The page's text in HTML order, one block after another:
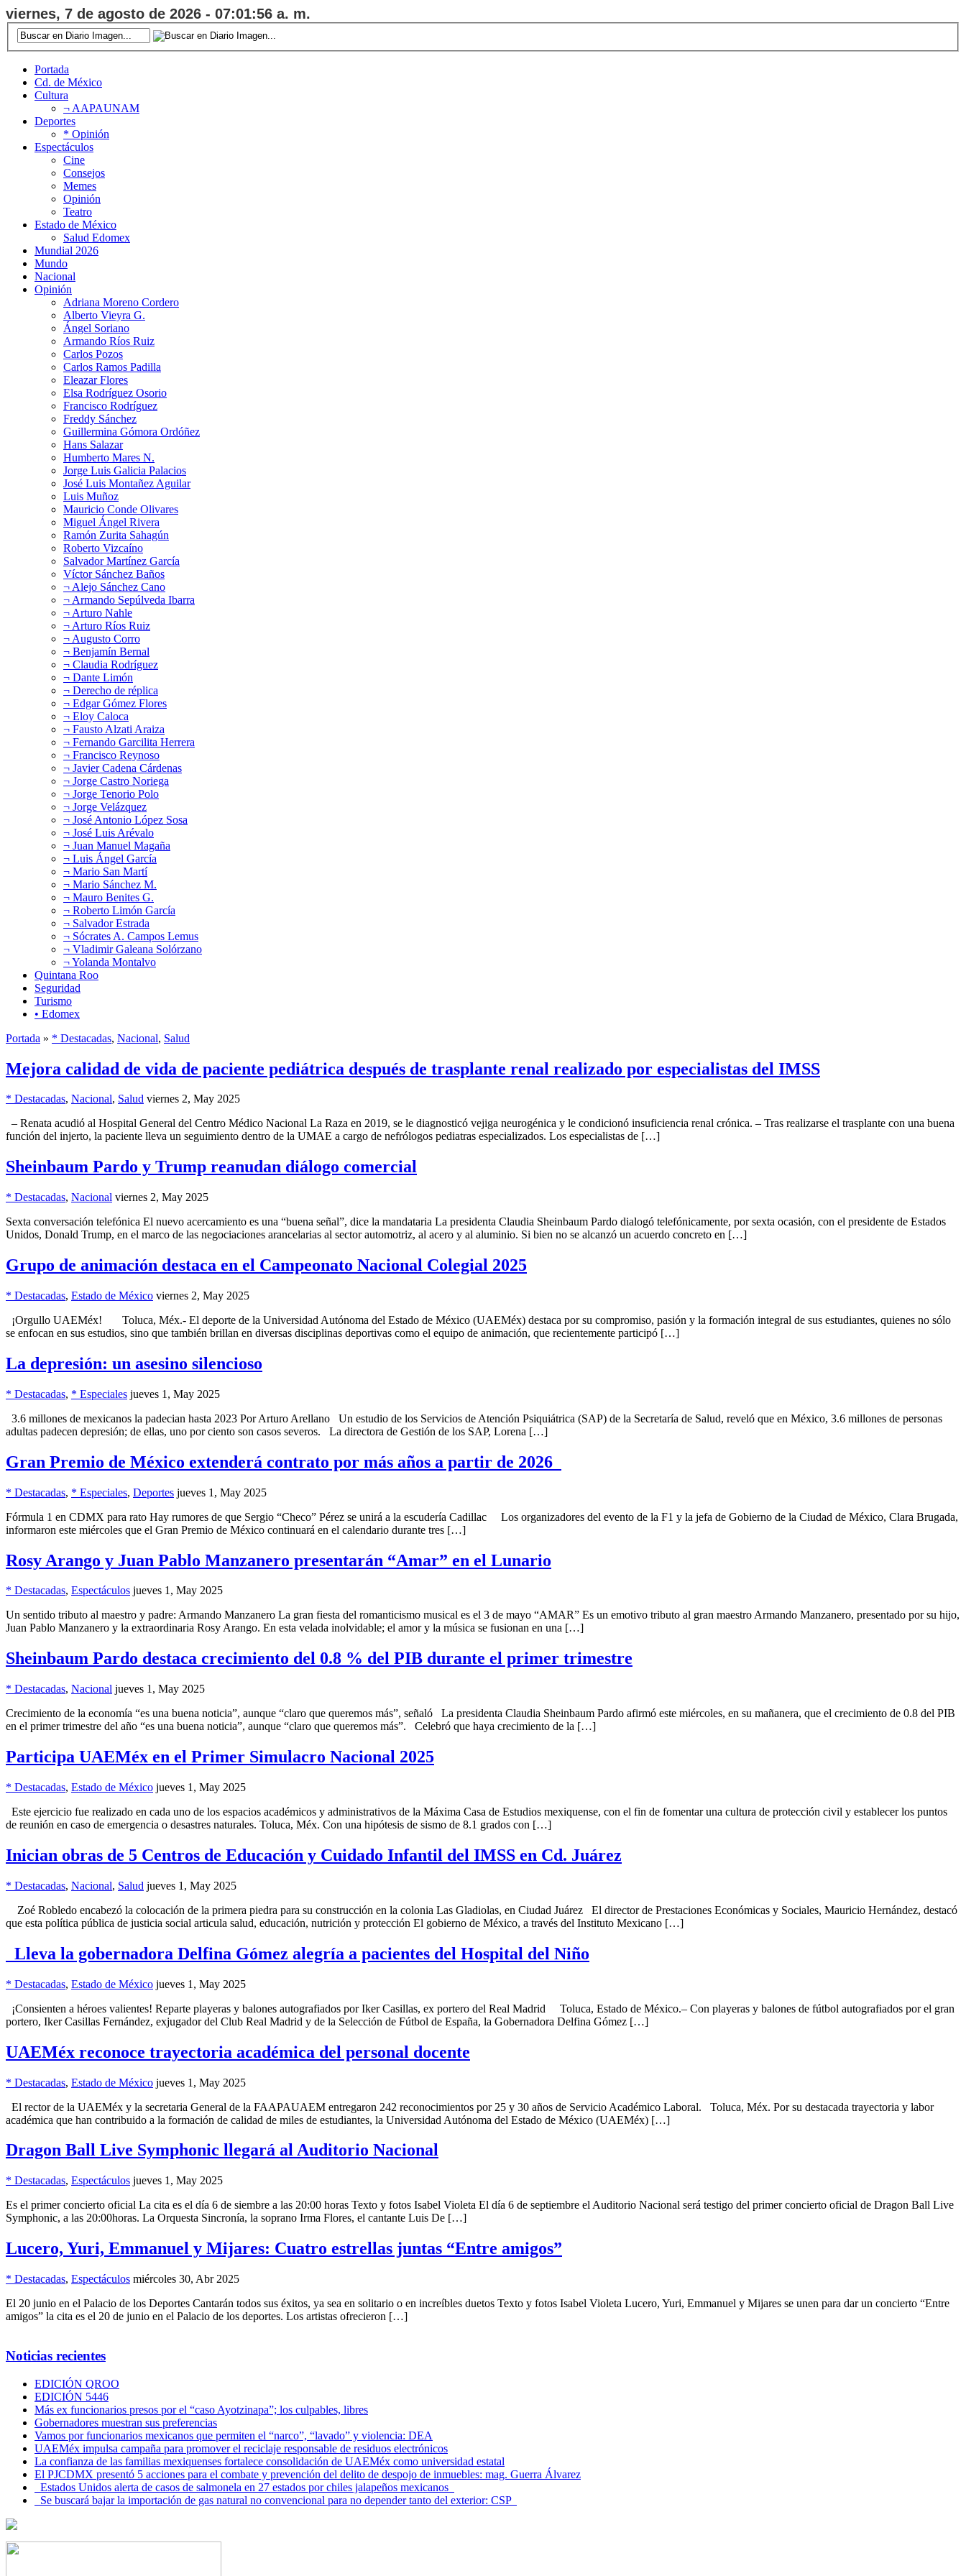
viernes, 7 de agosto de 2026 - 07:01:56 a. m.
Portada
Cd. de México
Cultura
¬ AAPAUNAM
Deportes
* Opinión
Espectáculos
Cine
Consejos
Memes
Opinión
Teatro
Estado de México
Salud Edomex
Mundial 2026
Mundo
Nacional
Opinión
Adriana Moreno Cordero
Alberto Vieyra G.
Ángel Soriano
Armando Ríos Ruiz
Carlos Pozos
Carlos Ramos Padilla
Eleazar Flores
Elsa Rodríguez Osorio
Francisco Rodríguez
Freddy Sánchez
Guillermina Gómora Ordóñez
Hans Salazar
Humberto Mares N.
Jorge Luis Galicia Palacios
José Luis Montañez Aguilar
Luis Muñoz
Mauricio Conde Olivares
Miguel Ángel Rivera
Ramón Zurita Sahagún
Roberto Vizcaíno
Salvador Martínez García
Víctor Sánchez Baños
¬ Alejo Sánchez Cano
¬ Armando Sepúlveda Ibarra
¬ Arturo Nahle
¬ Arturo Ríos Ruiz
¬ Augusto Corro
¬ Benjamín Bernal
¬ Claudia Rodríguez
¬ Dante Limón
¬ Derecho de réplica
¬ Edgar Gómez Flores
¬ Eloy Caloca
¬ Fausto Alzati Araiza
¬ Fernando Garcilita Herrera
¬ Francisco Reynoso
¬ Javier Cadena Cárdenas
¬ Jorge Castro Noriega
¬ Jorge Tenorio Polo
¬ Jorge Velázquez
¬ José Antonio López Sosa
¬ José Luis Arévalo
¬ Juan Manuel Magaña
¬ Luis Ángel García
¬ Mario San Martí
¬ Mario Sánchez M.
¬ Mauro Benites G.
¬ Roberto Limón García
¬ Salvador Estrada
¬ Sócrates A. Campos Lemus
¬ Vladimir Galeana Solórzano
¬ Yolanda Montalvo
Quintana Roo
Seguridad
Turismo
• Edomex
Portada » * Destacadas, Nacional, Salud
Mejora calidad de vida de paciente pediátrica después de trasplante renal realizado por especialistas del IMSS
* Destacadas, Nacional, Salud viernes 2, May 2025
– Renata acudió al Hospital General del Centro Médico Nacional La Raza en 2019, se le diagnosticó vejiga neurogénica y le condicionó insuficiencia renal crónica. – Tras realizarse el trasplante con una buena
función del injerto, la paciente lleva un seguimiento dentro de la UMAE a cargo de nefrólogos pediatras especializados. Los especialistas de […]
Sheinbaum Pardo y Trump reanudan diálogo comercial
* Destacadas, Nacional viernes 2, May 2025
Sexta conversación telefónica El nuevo acercamiento es una “buena señal”, dice la mandataria La presidenta Claudia Sheinbaum Pardo dialogó telefónicamente, por sexta ocasión, con el presidente de Estados
Unidos, Donald Trump, en el marco de las negociaciones arancelarias al sector automotriz, al acero y al aluminio. Si bien no se alcanzó un acuerdo concreto en […]
Grupo de animación destaca en el Campeonato Nacional Colegial 2025
* Destacadas, Estado de México viernes 2, May 2025
¡Orgullo UAEMéx! Toluca, Méx.- El deporte de la Universidad Autónoma del Estado de México (UAEMéx) destaca por su compromiso, pasión y la formación integral de sus estudiantes, quienes no sólo
se enfocan en sus estudios, sino que también brillan en diversas disciplinas deportivas como el equipo de animación, que recientemente participó […]
La depresión: un asesino silencioso
* Destacadas, * Especiales jueves 1, May 2025
3.6 millones de mexicanos la padecian hasta 2023 Por Arturo Arellano Un estudio de los Servicios de Atención Psiquiátrica (SAP) de la Secretaría de Salud, reveló que en México, 3.6 millones de personas
adultas padecen depresión; de ellas, uno por ciento son casos severos. La directora de Gestión de los SAP, Lorena […]
Gran Premio de México extenderá contrato por más años a partir de 2026
* Destacadas, * Especiales, Deportes jueves 1, May 2025
Fórmula 1 en CDMX para rato Hay rumores de que Sergio “Checo” Pérez se unirá a la escudería Cadillac Los organizadores del evento de la F1 y la jefa de Gobierno de la Ciudad de México, Clara Brugada,
informaron este miércoles que el Gran Premio de México continuará en el calendario durante tres […]
Rosy Arango y Juan Pablo Manzanero presentarán “Amar” en el Lunario
* Destacadas, Espectáculos jueves 1, May 2025
Un sentido tributo al maestro y padre: Armando Manzanero La gran fiesta del romanticismo musical es el 3 de mayo “AMAR” Es un emotivo tributo al gran maestro Armando Manzanero, presentado por su hijo,
Juan Pablo Manzanero y la extraordinaria Rosy Arango. En esta velada inolvidable; el amor y la música se fusionan en una […]
Sheinbaum Pardo destaca crecimiento del 0.8 % del PIB durante el primer trimestre
* Destacadas, Nacional jueves 1, May 2025
Crecimiento de la economía “es una buena noticia”, aunque “claro que queremos más”, señaló La presidenta Claudia Sheinbaum Pardo afirmó este miércoles, en su mañanera, que el crecimiento de 0.8 del PIB
en el primer trimestre del año “es una buena noticia”, aunque “claro que queremos más”. Celebró que haya crecimiento de la […]
Participa UAEMéx en el Primer Simulacro Nacional 2025
* Destacadas, Estado de México jueves 1, May 2025
Este ejercicio fue realizado en cada uno de los espacios académicos y administrativos de la Máxima Casa de Estudios mexiquense, con el fin de fomentar una cultura de protección civil y establecer los puntos
de reunión en caso de emergencia o desastres naturales. Toluca, Méx. Con una hipótesis de sismo de 8.1 grados con […]
Inician obras de 5 Centros de Educación y Cuidado Infantil del IMSS en Cd. Juárez
* Destacadas, Nacional, Salud jueves 1, May 2025
Zoé Robledo encabezó la colocación de la primera piedra para su construcción en la colonia Las Gladiolas, en Ciudad Juárez El director de Prestaciones Económicas y Sociales, Mauricio Hernández, destacó
que esta política pública de justicia social articula salud, educación, nutrición y protección El gobierno de México, a través del Instituto Mexicano […]
Lleva la gobernadora Delfina Gómez alegría a pacientes del Hospital del Niño
* Destacadas, Estado de México jueves 1, May 2025
¡Consienten a héroes valientes! Reparte playeras y balones autografiados por Iker Casillas, ex portero del Real Madrid Toluca, Estado de México.– Con playeras y balones de fútbol autografiados por el gran
portero, Iker Casillas Fernández, exjugador del Club Real Madrid y de la Selección de Fútbol de España, la Gobernadora Delfina Gómez […]
UAEMéx reconoce trayectoria académica del personal docente
* Destacadas, Estado de México jueves 1, May 2025
El rector de la UAEMéx y la secretaria General de la FAAPAUAEM entregaron 242 reconocimientos por 25 y 30 años de Servicio Académico Laboral. Toluca, Méx. Por su destacada trayectoria y labor
académica que han contribuido a la formación de calidad de miles de estudiantes, la Universidad Autónoma del Estado de México (UAEMéx) […]
Dragon Ball Live Symphonic llegará al Auditorio Nacional
* Destacadas, Espectáculos jueves 1, May 2025
Es el primer concierto oficial La cita es el día 6 de siembre a las 20:00 horas Texto y fotos Isabel Violeta El día 6 de septiembre el Auditorio Nacional será testigo del primer concierto oficial de Dragon Ball Live
Symphonic, a las 20:00horas. La Orquesta Sincronía, la soprano Irma Flores, el cantante Luis De […]
Lucero, Yuri, Emmanuel y Mijares: Cuatro estrellas juntas “Entre amigos”
* Destacadas, Espectáculos miércoles 30, Abr 2025
El 20 junio en el Palacio de los Deportes Cantarán todos sus éxitos, ya sea en solitario o en increíbles duetos Texto y fotos Isabel Violeta Lucero, Yuri, Emmanuel y Mijares se unen para dar un concierto “Entre
amigos” la cita es el 20 de junio en el Palacio de los deportes. Los artistas ofrecieron […]
Noticias recientes
EDICIÓN QROO
EDICIÓN 5446
Más ex funcionarios presos por el “caso Ayotzinapa”; los culpables, libres
Gobernadores muestran sus preferencias
Vamos por funcionarios mexicanos que permiten el “narco”, “lavado” y violencia: DEA
UAEMéx impulsa campaña para promover el reciclaje responsable de residuos electrónicos
La confianza de las familias mexiquenses fortalece consolidación de UAEMéx como universidad estatal
El PJCDMX presentó 5 acciones para el combate y prevención del delito de despojo de inmuebles: mag. Guerra Álvarez
Estados Unidos alerta de casos de salmonela en 27 estados por chiles jalapeños mexicanos
Se buscará bajar la importación de gas natural no convencional para no depender tanto del exterior: CSP